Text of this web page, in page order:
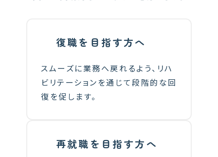
復職を目指す方へ
スムーズに業務へ戻れるよう、リハ
ビリテーションを通じて段階的な回
復を促します。
再就職を目指す方へ